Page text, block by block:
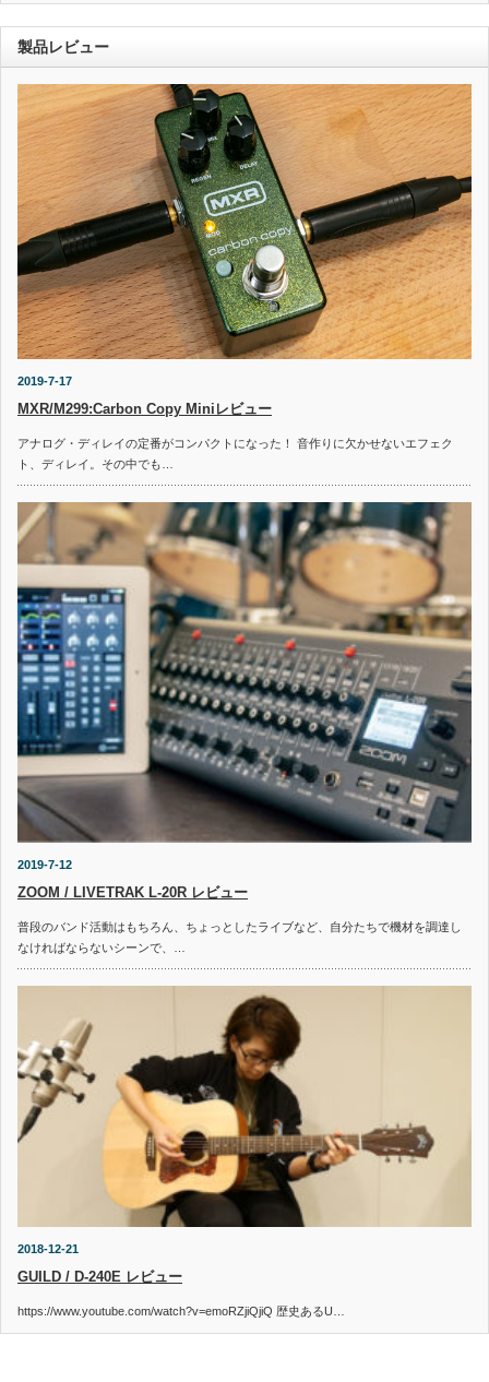
製品レビュー
2019-7-17
MXR/M299:Carbon Copy Miniレビュー
アナログ・ディレイの定番がコンパクトになった！ 音作りに欠かせないエフェク
ト、ディレイ。その中でも…
2019-7-12
ZOOM / LIVETRAK L-20R レビュー
普段のバンド活動はもちろん、ちょっとしたライブなど、自分たちで機材を調達し
なければならないシーンで、…
2018-12-21
GUILD / D-240E レビュー
https://www.youtube.com/watch?v=emoRZjiQjiQ 歴史あるU…